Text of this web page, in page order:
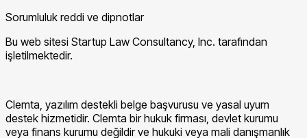
Sorumluluk reddi ve dipnotlar
Bu web sitesi Startup Law Consultancy, Inc. tarafından
işletilmektedir.
Clemta, yazılım destekli belge başvurusu ve yasal uyum
destek hizmetidir. Clemta bir hukuk firması, devlet kurumu
veya finans kurumu değildir ve hukuki veya mali danışmanlık